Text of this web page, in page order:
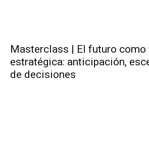
Masterclass | El futuro como
estratégica: anticipación,
de decisiones